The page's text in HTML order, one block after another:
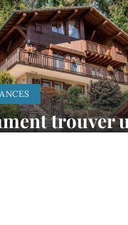
trouver
de